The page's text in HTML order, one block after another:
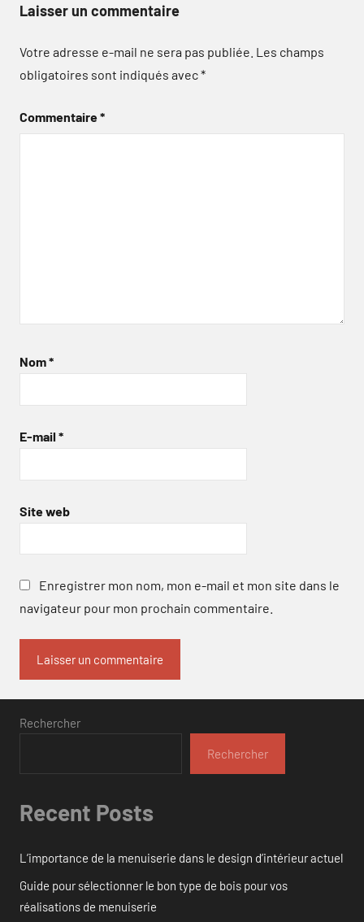
Laisser un commentaire
Votre adresse e-mail ne sera pas publiée. Les champs
obligatoires sont indiqués avec*
Commentaire*
Nom*
E-mail *
Site web
Enregistrer mon nom, mon e-mail et mon site dans le
navigateur pour mon prochain commentaire.
Rechercher
Rechercher
Recent Posts
L’importance de la menuiserie dans le design d’intérieur actuel
Guide pour sélectionner le bon type de bois pour vos
réalisations de menuiserie